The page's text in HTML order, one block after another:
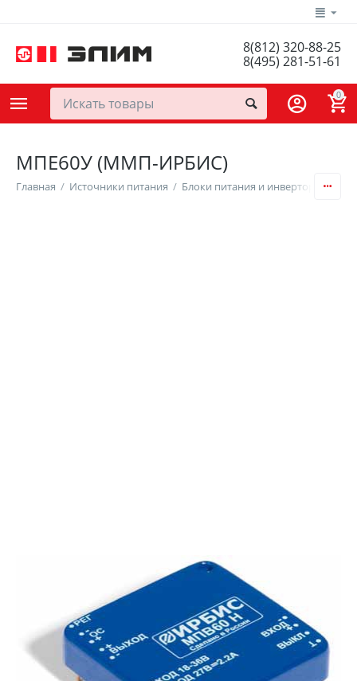
8(812) 320-88-25
8(495) 281-51-61
0
МПЕ60У (ММП-ИРБИС)
Главная / Источники питания / Блоки питания и инверторы /